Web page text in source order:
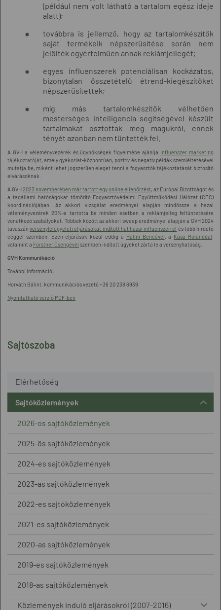
Sajtószoba
Elérhetőség
Sajtóközlemények
2026-os sajtóközlemények
2025-ös sajtóközlemények
2024-es sajtóközlemények
2023-as sajtóközlemények
2022-es sajtóközlemények
2021-es sajtóközlemények
2020-as sajtóközlemények
2019-es sajtóközlemények
2018-as sajtóközlemények
Közlemények induló eljárásokról (2007-2016)
(például nem volt látható a tartalom egész ideje
alatt);
továbbra is jellemző, hogy az tartalomkészítők
saját termékeik népszerűsítése során nem
jelölték egyértelműen annak reklámjellegét;
egyes influenszerek potenciálisan kockázatos,
bizonytalan összetételű étrend-kiegészítőket
népszerűsítettek;
míg más tartalomkészítők vélhetően
mesterséges intelligencia segítségével készült
tartalmakat osztottak meg magukról, ennek
tényét azonban nem tüntették fel.
A GVH a véleményvezérek és ügynökségek figyelmébe ajánlja influenszer marketing
tájékoztatóját, amely gyakorlat-központúan, pozitív és negatív példák szemléltetésével
mutatja be, miként lehet jogszerűen eleget tenni a fogyasztók tájékoztatását biztosító
elvárásoknak.
A GVH 2023 novemberében már tartott egy online ellenőrzést, az Európai Bizottságot és
a tagállami hatóságokat tömörítő Fogyasztóvédelmi Együttműködési Hálózat (CPC)
koordinációjában. Az akkori vizsgálat eredményei alapján mindössze a hazai
véleményvezérek 20%-a tartotta be minden esetben a reklámjelleg feltüntetésére
vonatkozó szabályokat. Többek között az akkori sweep eredményei alapján a GVH 2024
tavaszánversenyfelügyeleti eljárásokat indított hat hazai influenszerrel és több hirdető
céggel szemben. Ezen eljárások közül eddig a Halmi Bencével, a Kása Rolanddal,
valamint a Forstner Csengével szemben indított ügyeket zárta le a versenyhatóság.
GVH Kommunikáció
További információ:
Horváth Bálint, kommunikációs vezető +36 20 238 6939
Nyomtatható verzió PDF-ben